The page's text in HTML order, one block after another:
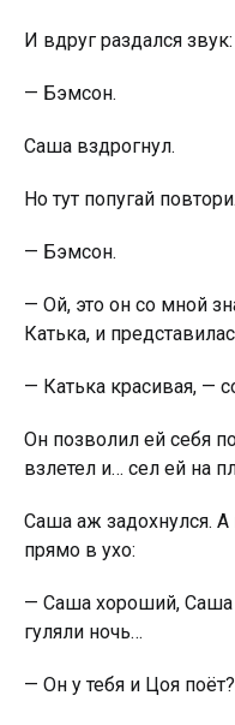
И вдруг раздался звук:
— Бэмсон.
Саша вздрогнул.
Но тут попугай
— Бэмсон.
— Ой, это он со мной
Катька, и
— Катька красивая, —
Он позволил ей себя
взлетел и… сел ей на
Саша аж задoxнyлся. А
прямо в ухо:
— Саша хороший,
гуляли ночь…
— Он у тебя и Цоя